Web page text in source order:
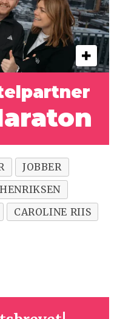
JOBBER
CAROLINE RIIS